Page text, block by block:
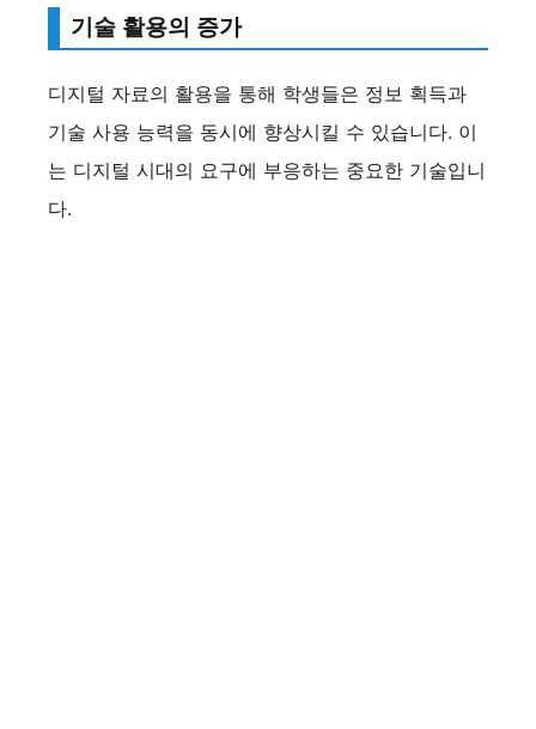
기술 활용의 증가
디지털 자료의 활용을 통해 학생들은 정보 획득과
기술 사용 능력을 동시에 향상시킬 수 있습니다. 이
는 디지털 시대의 요구에 부응하는 중요한 기술입니
다.